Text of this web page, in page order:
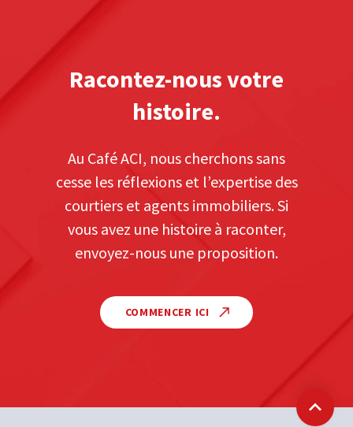
Racontez-nous votre
histoire.
Au Café ACI, nous cherchons sans
cesse les réflexions et l’expertise des
courtiers et agents immobiliers. Si
vous avez une histoire à raconter,
envoyez-nous une proposition.
COMMENCER ICI